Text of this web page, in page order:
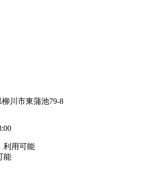
川市東蒲池79-8
用可能
能